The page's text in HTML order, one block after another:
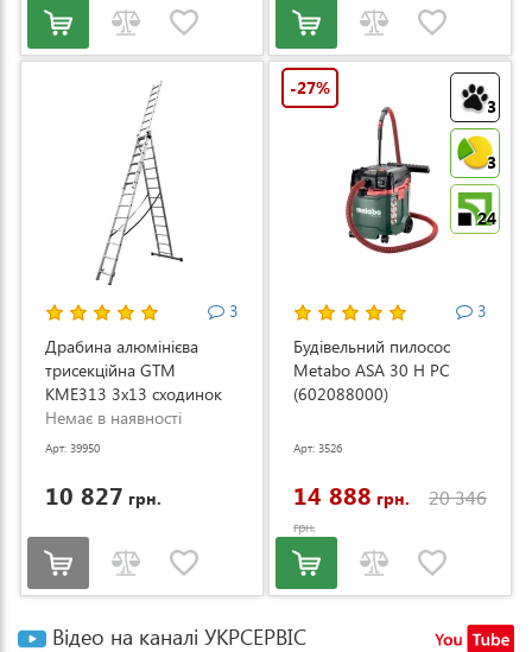
3
Драбина алюмінієва
трисекційна GTM
KME313 3x13 сходинок
3.53-8.93м (KME313)
Немає в наявності
Арт: 39950
10 827 грн.
3
3
24
-27%
3
Будівельний пилосос
Metabo ASA 30 H PC
(602088000)
Арт: 3526
14 888 грн. 20 346
грн.
Відео на каналі УКРСЕРВІС